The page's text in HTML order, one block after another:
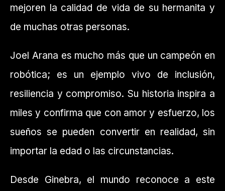
mejoren la calidad de vida de su hermanita y
de muchas otras personas.
Joel Arana es mucho más que un campeón en
robótica; es un ejemplo vivo de inclusión,
resiliencia y compromiso. Su historia inspira a
miles y confirma que con amor y esfuerzo, los
sueños se pueden convertir en realidad, sin
importar la edad o las circunstancias.
Desde Ginebra, el mundo reconoce a este